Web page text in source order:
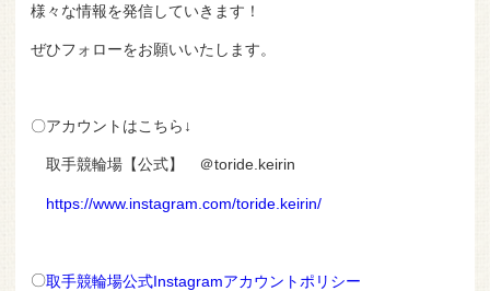
様々な情報を発信していきます！
ぜひフォローをお願いいたします。
〇アカウントはこちら↓
取手競輪場【公式】 ＠toride.keirin
https://www.instagram.com/toride.keirin/
〇取手競輪場公式Instagramアカウントポリシー